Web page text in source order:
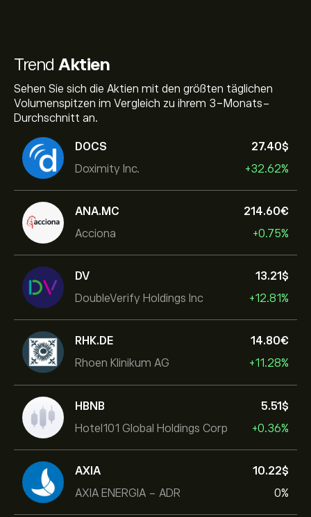
Trend Aktien
Sehen Sie sich die Aktien mit den größten täglichen
Volumenspitzen im Vergleich zu ihrem 3-Monats-
Durchschnitt an.
DOCS
Doximity Inc.
27.40‎$‎
+32.62%
ANA.MC
Acciona
214.60‎€‎
+0.75%
DV
DoubleVerify Holdings Inc
13.21‎$‎
+12.81%
RHK.DE
Rhoen Klinikum AG
14.80‎€‎
+11.28%
HBNB
Hotel101 Global Holdings Corp
5.51‎$‎
+0.36%
AXIA
AXIA ENERGIA - ADR
10.22‎$‎
0%